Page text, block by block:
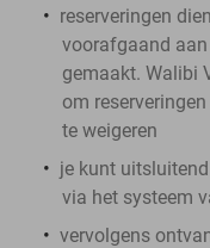
reserveringen
voorafgaand
gemaakt. Walibi
om
te weigeren
je kunt
via het systeem
vervolgens